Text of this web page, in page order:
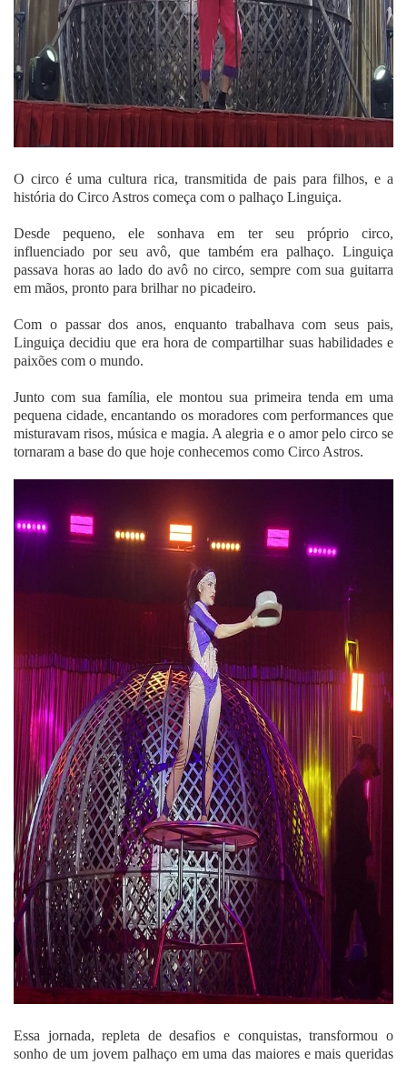
O circo é uma cultura rica, transmitida de pais para filhos, e a
história do Circo Astros começa com o palhaço Linguiça.
Desde pequeno, ele sonhava em ter seu próprio circo,
influenciado por seu avô, que também era palhaço. Linguiça
passava horas ao lado do avô no circo, sempre com sua guitarra
em mãos, pronto para brilhar no picadeiro.
Com o passar dos anos, enquanto trabalhava com seus pais,
Linguiça decidiu que era hora de compartilhar suas habilidades e
paixões com o mundo.
Junto com sua família, ele montou sua primeira tenda em uma
pequena cidade, encantando os moradores com performances que
misturavam risos, música e magia. A alegria e o amor pelo circo se
tornaram a base do que hoje conhecemos como Circo Astros.
Essa jornada, repleta de desafios e conquistas, transformou o
sonho de um jovem palhaço em uma das maiores e mais queridas